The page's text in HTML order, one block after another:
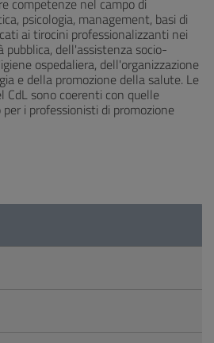
competenze nel campo di
psicologia, management, basi di
ai tirocini professionalizzanti nei
dell'assistenza socio-
ospedaliera, dell'organizzazione
e della promozione della salute. Le
CdL sono coerenti con quelle
i professionisti di promozione